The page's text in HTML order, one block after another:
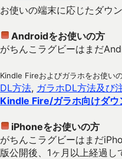
お使いの端末に応じたダウ
Androidをお使いの方
がちんこラグビーはまだ
Kindle Fireおよびガラホをお使い
DL方法, ガラホDL方法及び
Kindle Fire/ガラホ向けダウ
iPhoneをお使いの方
がちんこラグビーはまだ
版公開後、1ヶ月以上経過し